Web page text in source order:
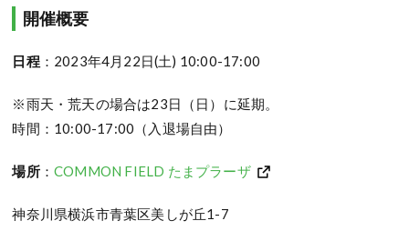
開催概要
日程：2023年4月22日(土) 10:00-17:00
※雨天・荒天の場合は23日（日）に延期。
時間：10:00-17:00（入退場自由）
場所：COMMON FIELD たまプラーザ
神奈川県横浜市青葉区美しが丘1-7